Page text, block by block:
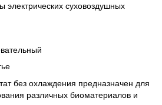
электрических суховоздушных
без охлаждения предназначен для
различных биоматериалов и